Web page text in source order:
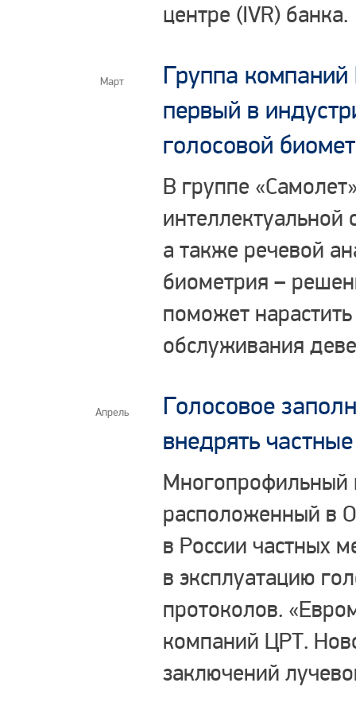
центре (IVR) банка.
Март
Группа
первый в
голосовой
В группе
интеллектуальной
а также речевой
биометрия –
поможет
обслуживания
Апрель
Голосовое
внедрять
Многопрофильный
расположенный в
в России частных
в эксплуатацию
протоколов.
компаний ЦРТ.
заключений